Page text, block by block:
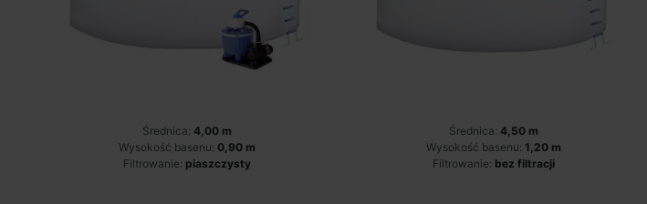
Średnica: 4,00 m
Wysokość basenu: 0,90 m
Filtrowanie: piaszczysty
Średnica: 4,50 m
Wysokość basenu: 1,20 m
Filtrowanie: bez filtracji